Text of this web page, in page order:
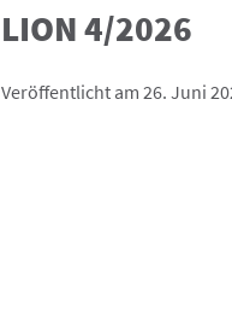
LION 4/2026
Veröffentlicht am 26. Juni